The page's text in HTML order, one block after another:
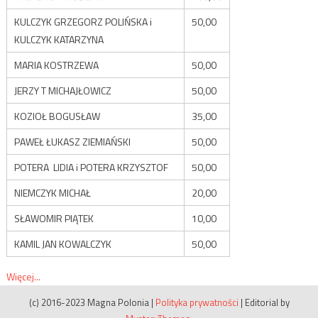
KULCZYK GRZEGORZ POLIŃSKA i
KULCZYK KATARZYNA
50,00
MARIA KOSTRZEWA
50,00
JERZY T MICHAJŁOWICZ
50,00
KOZIOŁ BOGUSŁAW
35,00
PAWEŁ ŁUKASZ ZIEMIAŃSKI
50,00
POTERA LIDIA i POTERA KRZYSZTOF
50,00
NIEMCZYK MICHAŁ
20,00
SŁAWOMIR PIĄTEK
10,00
KAMIL JAN KOWALCZYK
50,00
Więcej...
(c) 2016-2023 Magna Polonia | Polityka prywatności | Editorial by